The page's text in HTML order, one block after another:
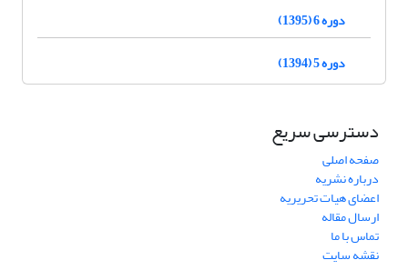
دوره 6 (1395)
دوره 5 (1394)
دسترسی سریع
صفحه اصلی
درباره نشریه
اعضای هیات تحریریه
ارسال مقاله
تماس با ما
نقشه سایت